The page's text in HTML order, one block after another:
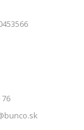
76